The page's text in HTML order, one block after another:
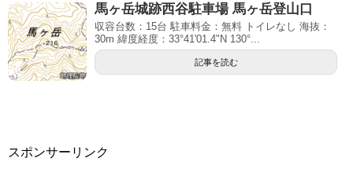
馬ヶ岳城跡西谷駐車場 馬ヶ岳登山口
収容台数：15台 駐車料金：無料 トイレなし 海抜：
30m 緯度経度：33°41'01.4"N 130°...
記事を読む
スポンサーリンク